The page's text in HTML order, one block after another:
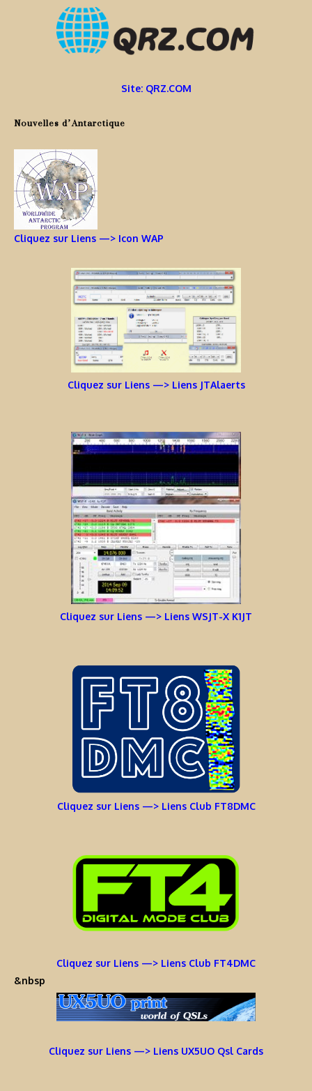
Site: QRZ.COM
Nouvelles d’Antarctique
Cliquez sur Liens —> Icon WAP
Cliquez sur Liens —> Liens JTAlaerts
Cliquez sur Liens —> Liens WSJT-X K1JT
Cliquez sur Liens —> Liens Club FT8DMC
Cliquez sur Liens —> Liens Club FT4DMC
&nbsp
Cliquez sur Liens —> Liens UX5UO Qsl Cards